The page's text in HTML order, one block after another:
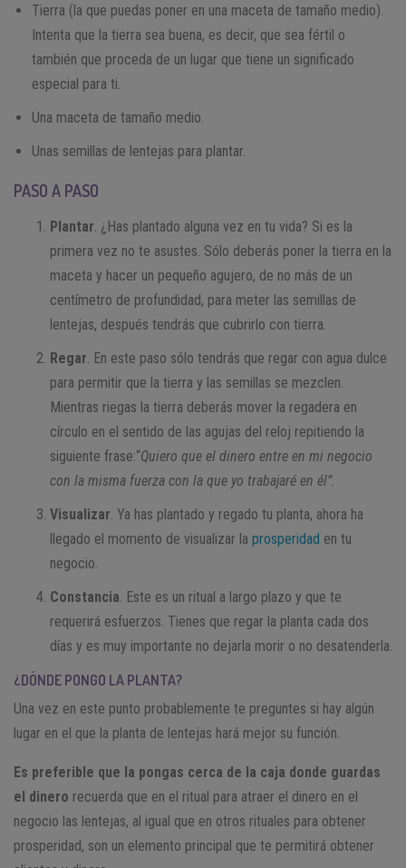
Tierra (la que puedas poner en una maceta de tamaño medio).
Intenta que la tierra sea buena, es decir, que sea fértil o
también que proceda de un lugar que tiene un significado
especial para ti.
Una maceta de tamaño medio.
Unas semillas de lentejas para plantar.
PASO A PASO
Plantar . ¿Has plantado alguna vez en tu vida? Si es la
primera vez no te asustes. Sólo deberás poner la tierra en la
maceta y hacer un pequeño agujero, de no más de un
centímetro de profundidad, para meter las semillas de
lentejas, después tendrás que cubrirlo con tierra.
Regar . En este paso sólo tendrás que regar con agua dulce
para permitir que la tierra y las semillas se mezclen.
Mientras riegas la tierra deberás mover la regadera en
círculo en el sentido de las agujas del reloj repitiendo la
siguiente frase:“Quiero que el dinero entre en mi negocio
con la misma fuerza con la que yo trabajaré en él”.
Visualizar . Ya has plantado y regado tu planta, ahora ha
llegado el momento de visualizar la prosperidad en tu
negocio.
Constancia . Este es un ritual a largo plazo y que te
requerirá esfuerzos. Tienes que regar la planta cada dos
días y es muy importante no dejarla morir o no desatenderla.
¿DÓNDE PONGO LA PLANTA?
Una vez en este punto probablemente te preguntes si hay algún
lugar en el que la planta de lentejas hará mejor su función.
Es preferible que la pongas cerca de la caja donde guardas
el dinero recuerda que en el ritual para atraer el dinero en el
negocio las lentejas, al igual que en otros rituales para obtener
prosperidad, son un elemento principal que te permitirá obtener